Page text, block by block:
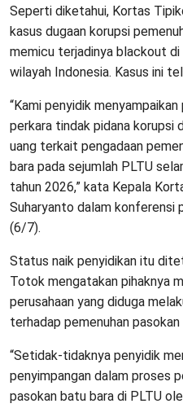
Seperti diketahui, Kortas
kasus dugaan korupsi
memicu terjadinya blackout di
wilayah Indonesia. Kasus ini
“Kami penyidik
perkara tindak pidana korupsi
uang terkait pengadaan
bara pada sejumlah PLTU
tahun 2026,” kata Kepala
Suharyanto dalam konferensi
(6/7).
Status naik penyidikan itu
Totok mengatakan pihaknya
perusahaan yang diduga
terhadap pemenuhan pasokan
“Setidak-tidaknya penyidik
penyimpangan dalam proses
pasokan batu bara di PLTU